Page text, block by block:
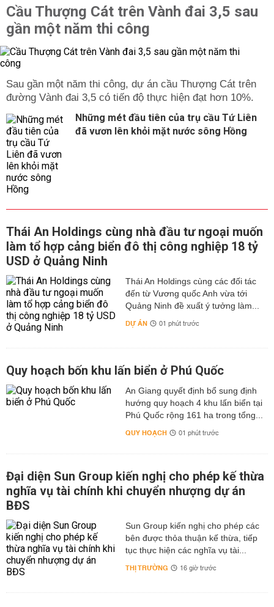
Cầu Thượng Cát trên Vành đai 3,5 sau
gần một năm thi công
Sau gần một năm thi công, dự án cầu Thượng Cát trên
đường Vành đai 3,5 có tiến độ thực hiện đạt hơn 10%.
Những mét đầu tiên của trụ cầu Tứ Liên
đã vươn lên khỏi mặt nước sông Hồng
Thái An Holdings cùng nhà đầu tư ngoại muốn
làm tổ hợp cảng biển đô thị công nghiệp 18 tỷ
USD ở Quảng Ninh
Thái An Holdings cùng các đối tác
đến từ Vương quốc Anh vừa tới
Quảng Ninh đề xuất ý tưởng làm...
DỰ ÁN 01 phút trước
Quy hoạch bốn khu lấn biển ở Phú Quốc
An Giang quyết định bổ sung định
hướng quy hoạch 4 khu lấn biển tại
Phú Quốc rộng 161 ha trong tổng...
QUY HOẠCH 01 phút trước
Đại diện Sun Group kiến nghị cho phép kế thừa
nghĩa vụ tài chính khi chuyển nhượng dự án
BĐS
Sun Group kiến nghị cho phép các
bên được thỏa thuận kế thừa, tiếp
tục thực hiện các nghĩa vụ tài...
THỊ TRƯỜNG 16 giờ trước